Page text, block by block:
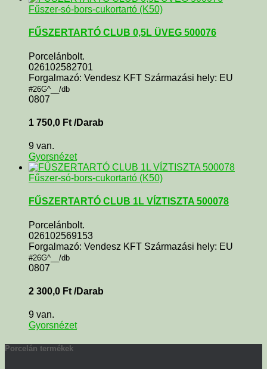
Fűszer-só-bors-cukortartó (K50)
FŰSZERTARTÓ CLUB 0,5L ÜVEG 500076
Porcelánbolt.
026102582701
Forgalmazó: Vendesz KFT Származási hely: EU
#26G^__/db
0807
1 750,0 Ft /Darab
9 van.
Gyorsnézet
Fűszer-só-bors-cukortartó (K50)
FŰSZERTARTÓ CLUB 1L VÍZTISZTA 500078
Porcelánbolt.
026102569153
Forgalmazó: Vendesz KFT Származási hely: EU
#26G^__/db
0807
2 300,0 Ft /Darab
9 van.
Gyorsnézet
Porcelán termékek